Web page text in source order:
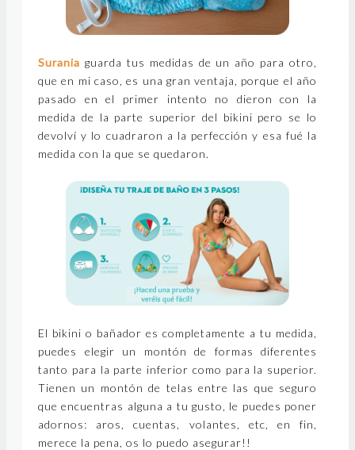
Surania guarda tus medidas de un año para otro,
que en mi caso, es una gran ventaja, porque el año
pasado en el primer intento no dieron con la
medida de la parte superior del bikini pero se lo
devolví y lo cuadraron a la perfección y esa fué la
medida con la que se quedaron.
El bikini o bañador es completamente a tu medida,
puedes elegir un montón de formas diferentes
tanto para la parte inferior como para la superior.
Tienen un montón de telas entre las que seguro
que encuentras alguna a tu gusto, le puedes poner
adornos: aros, cuentas, volantes, etc, en fin,
merece la pena, os lo puedo asegurar!!